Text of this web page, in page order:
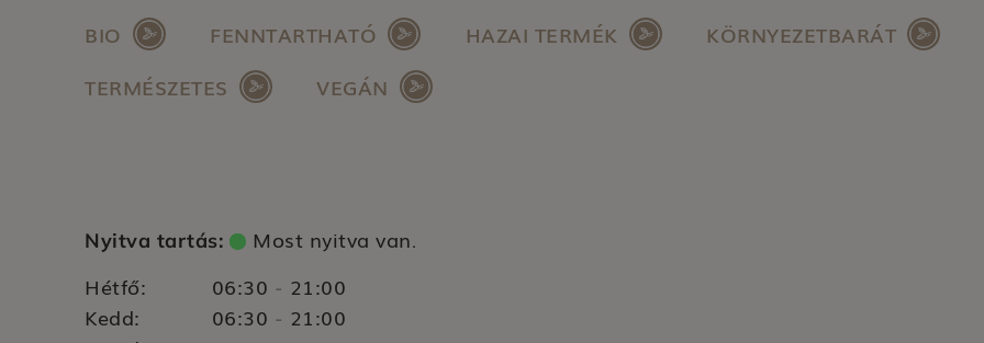
BIO FENNTARTHATÓ HAZAI TERMÉK
KÖRNYEZETBARÁT
TERMÉSZETES
VEGÁN
Nyitva tartás: Most nyitva van.
Hétfő: 06:30 - 21:00
Kedd:
06:30 - 21:00